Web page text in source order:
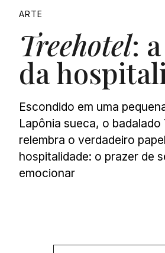
ARTE
Treehotel:
da
Escondido em uma
Lapônia sueca, o badalado
relembra o verdadeiro
hospitalidade: o prazer de
emocionar